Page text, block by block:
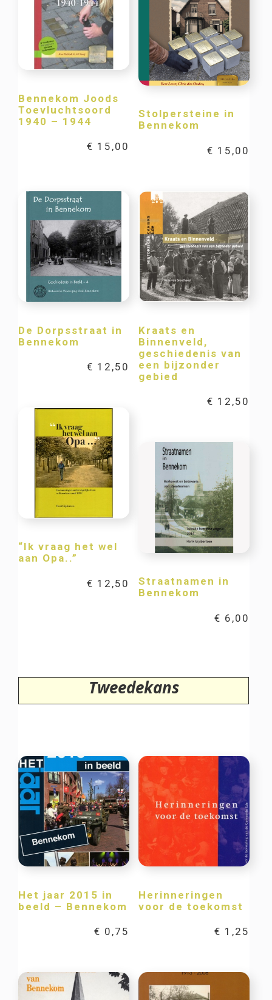
Bennekom Joods
Toevluchtsoord
1940 – 1944
€ 15,00
Stolpersteine in
Bennekom
€ 15,00
De Dorpsstraat in
Bennekom
€ 12,50
Kraats en
Binnenveld,
geschiedenis van
een bijzonder
gebied
€ 12,50
“Ik vraag het wel
aan Opa..”
€ 12,50
Straatnamen in
Bennekom
€ 6,00
Tweedekans
Het jaar 2015 in
beeld – Bennekom
€ 0,75
Herinneringen
voor de toekomst
€ 1,25